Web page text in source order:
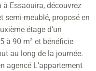
à Essaouira, découvrez
semi-meublé, proposé en
étage d’un
à 90 m² et bénéficie
au long de la journée.
agencé L’appartement